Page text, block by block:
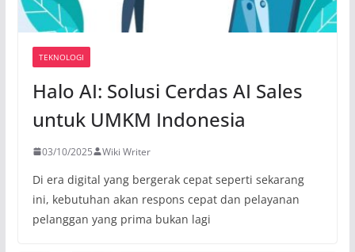
TEKNOLOGI
Halo AI: Solusi Cerdas AI Sales
untuk UMKM Indonesia
03/10/2025 Wiki Writer
Di era digital yang bergerak cepat seperti sekarang
ini, kebutuhan akan respons cepat dan pelayanan
pelanggan yang prima bukan lagi